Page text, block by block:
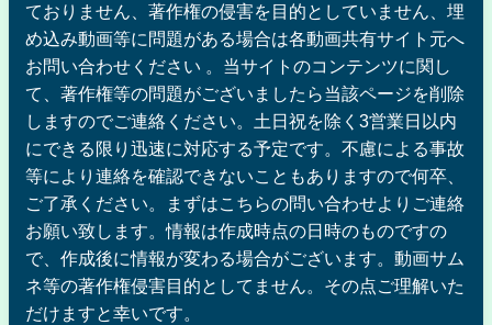
ておりません、著作権の侵害を目的としていません、埋
め込み動画等に問題がある場合は各動画共有サイト元へ
お問い合わせください 。当サイトのコンテンツに関し
て、著作権等の問題がございましたら当該ページを削除
しますのでご連絡ください。土日祝を除く3営業日以内
にできる限り迅速に対応する予定です。不慮による事故
等により連絡を確認できないこともありますので何卒、
ご了承ください。まずはこちらの問い合わせよりご連絡
お願い致します。情報は作成時点の日時のものですの
で、作成後に情報が変わる場合がございます。動画サム
ネ等の著作権侵害目的としてません。その点ご理解いた
だけますと幸いです。